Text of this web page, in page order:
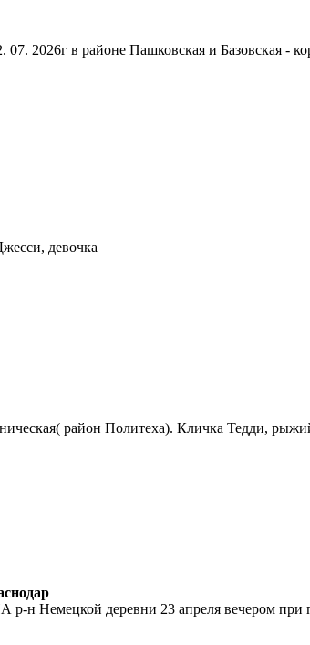
2026г в районе Пашковская и Базовская -
девочка
район Политеха). Кличка Тедди,
деревни 23 апреля вечером при